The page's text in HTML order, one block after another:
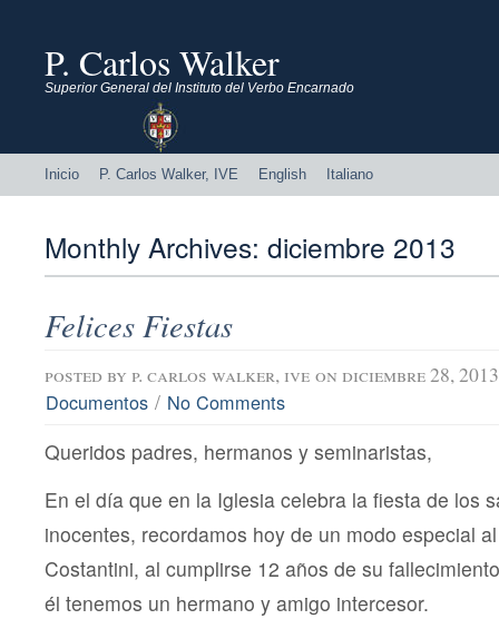
P. Carlos Walker
Superior General del Instituto del Verbo Encarnado
Inicio P. Carlos Walker, IVE English Italiano
Monthly Archives: diciembre 2013
Felices Fiestas
posted by p. carlos walker, ive on diciembre 28, 2013
Documentos / No Comments
Queridos padres, hermanos y seminaristas,
En el día que en la Iglesia celebra la fiesta de los
inocentes, recordamos hoy de un modo especial
Costantini, al cumplirse 12 años de su
él tenemos un hermano y amigo intercesor.